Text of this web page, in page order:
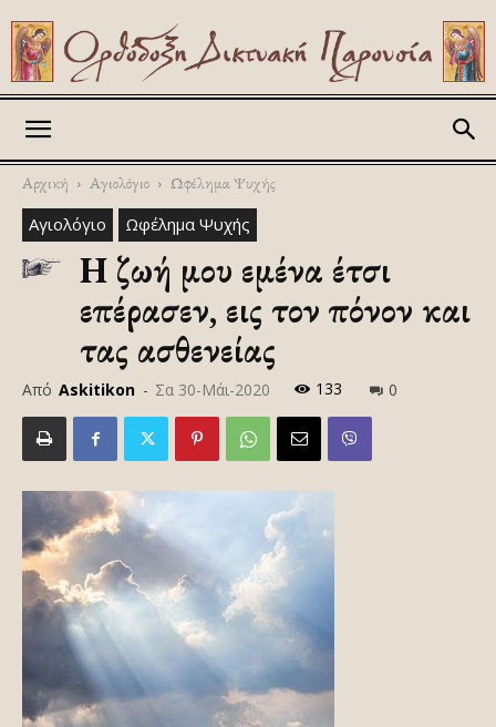
Αρχική Αγιολόγιο Ωφέλημα Ψυχής
Αγιολόγιο Ωφέλημα Ψυχής
Η ζωή μου εμένα έτσι
επέρασεν, εις τον πόνον και
τας ασθενείας
Από Askitikon - Σα 30-Μάι-2020 133 0